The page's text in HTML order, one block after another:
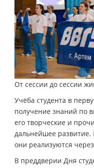
От сессии до сессии
Учёба студента в
получение знаний по
его творческие и
дальнейшее развитие.
они реализуются
В преддверии Дня